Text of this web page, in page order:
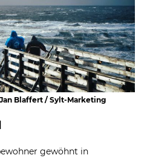
Blaffert / Sylt-Marketing
gewöhnt in